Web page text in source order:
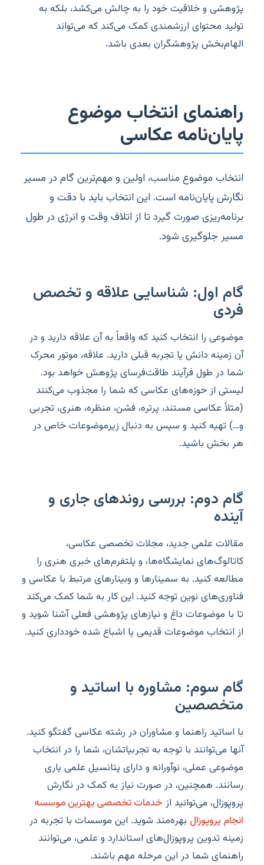
پژوهشی و خلاقیت خود را به چالش می‌کشد، بلکه به
تولید محتوای ارزشمندی کمک می‌کند که می‌تواند
الهام‌بخش پژوهشگران بعدی باشد.
راهنمای انتخاب موضوع
پایان‌نامه عکاسی
انتخاب موضوع مناسب، اولین و مهم‌ترین گام در مسیر
نگارش پایان‌نامه است. این انتخاب باید با دقت و
برنامه‌ریزی صورت گیرد تا از اتلاف وقت و انرژی در طول
مسیر جلوگیری شود.
گام اول: شناسایی علاقه و تخصص
فردی
موضوعی را انتخاب کنید که واقعاً به آن علاقه دارید و در
آن زمینه دانش یا تجربه قبلی دارید. علاقه، موتور محرک
شما در طول فرآیند طاقت‌فرسای پژوهش خواهد بود.
لیستی از حوزه‌های عکاسی که شما را مجذوب می‌کنند
(مثلاً عکاسی مستند، پرتره، فشن، منظره، هنری، تجربی
و…) تهیه کنید و سپس به دنبال زیرموضوعات خاص در
هر بخش باشید.
گام دوم: بررسی روندهای جاری و
آینده
مقالات علمی جدید، مجلات تخصصی عکاسی،
کاتالوگ‌های نمایشگاه‌ها، و پلتفرم‌های خبری هنری را
مطالعه کنید. به سمینارها و وبینارهای مرتبط با عکاسی و
فناوری‌های نوین توجه کنید. این کار به شما کمک می‌کند
تا با موضوعات داغ و نیازهای پژوهشی فعلی آشنا شوید و
از انتخاب موضوعات قدیمی یا اشباع شده خودداری کنید.
گام سوم: مشاوره با اساتید و
متخصصین
با اساتید راهنما و مشاوران در رشته عکاسی گفتگو کنید.
آنها می‌توانند با توجه به تجربیاتشان، شما را در انتخاب
موضوعی عملی، نوآورانه و دارای پتانسیل علمی یاری
رسانند. همچنین، در صورت نیاز به کمک در نگارش
پروپوزال، می‌توانید از خدمات تخصصی بهترین موسسه
انجام پروپوزال بهره‌مند شوید. این موسسات با تجربه در
زمینه تدوین پروپوزال‌های استاندارد و علمی، می‌توانند
راهنمای شما در این مرحله مهم باشند.